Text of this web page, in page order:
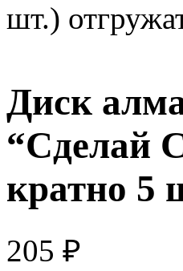
шт.)
Диск
“Сделай
кратно 5
205 ₽